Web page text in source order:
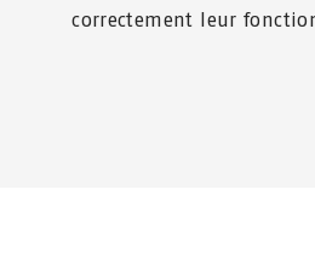
correctement leur